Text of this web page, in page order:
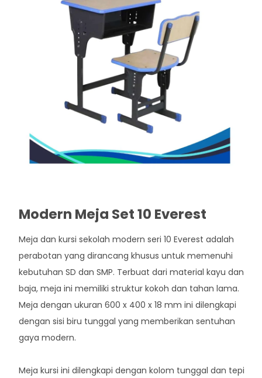
Modern Meja Set 10 Everest
Meja dan kursi sekolah modern seri 10 Everest adalah
perabotan yang dirancang khusus untuk memenuhi
kebutuhan SD dan SMP. Terbuat dari material kayu dan
baja, meja ini memiliki struktur kokoh dan tahan lama.
Meja dengan ukuran 600 x 400 x 18 mm ini dilengkapi
dengan sisi biru tunggal yang memberikan sentuhan
gaya modern.
Meja kursi ini dilengkapi dengan kolom tunggal dan tepi